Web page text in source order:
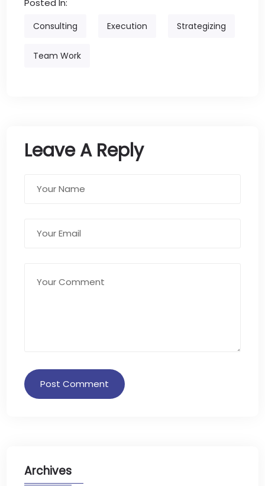
Consulting Execution Strategizing
Team Work
Leave A Reply
Archives